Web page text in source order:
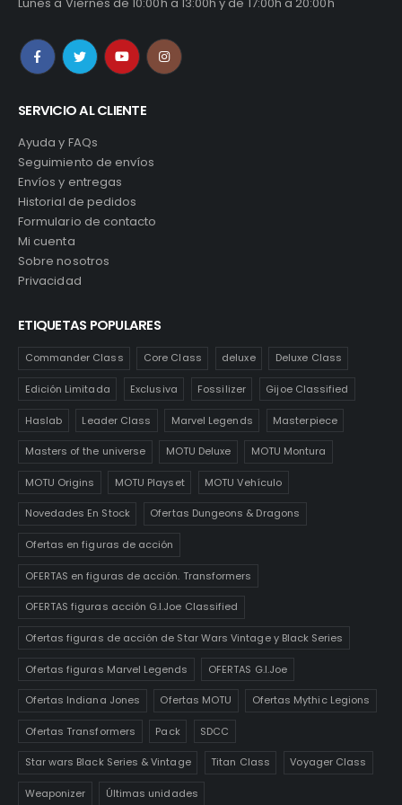
SERVICIO AL CLIENTE
Ayuda y FAQs
Seguimiento de envíos
Envíos y entregas
Historial de pedidos
Formulario de contacto
Mi cuenta
Sobre nosotros
Privacidad
ETIQUETAS POPULARES
Commander Class Core Class deluxe Deluxe Class
Edición Limitada Exclusiva Fossilizer Gijoe Classified
Haslab Leader Class Marvel Legends Masterpiece
Masters of the universe MOTU Deluxe MOTU Montura
MOTU Origins MOTU Playset MOTU Vehículo
Novedades En Stock Ofertas Dungeons & Dragons
Ofertas en figuras de acción
OFERTAS en figuras de acción. Transformers
OFERTAS figuras acción G.I.Joe Classified
Ofertas figuras de acción de Star Wars Vintage y Black Series
Ofertas figuras Marvel Legends OFERTAS G.I.Joe
Ofertas Indiana Jones Ofertas MOTU Ofertas Mythic Legions
Ofertas Transformers Pack SDCC
Star wars Black Series & Vintage Titan Class Voyager Class
Weaponizer Últimas unidades